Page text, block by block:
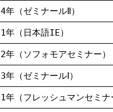
4年（ゼミナールⅡ）
1年（日本語IE）
2年（ソフォモアセミナー）
3年（ゼミナールⅠ）
1年（フレッシュマンセミナ